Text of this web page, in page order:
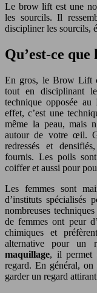
Le brow lift est une
les sourcils. Il
discipliner les sourcils,
Qu’est-ce
En gros, le Brow Lift
tout en disciplinant
technique opposée
effet, c’est une
même la peau, mais
autour de votre œil.
redressés et
fournis. Les poils
coiffer et aussi pour
Les femmes sont
d’instituts
nombreuses
de femmes ont peur
chimiques et
alternative pour un
maquillage, il permet
regard. En général,
garder un regard